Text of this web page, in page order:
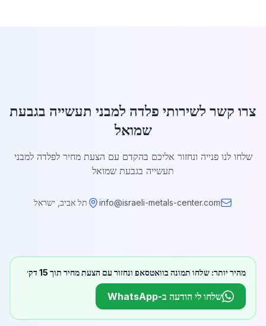
צרו קשר לשירותי פלדה למבני תעשייה בגבעת
שמואל
שלחו לנו פנייה ונחזור אליכם בהקדם עם הצעת מחיר לפלדה למבני
תעשייה בגבעת שמואל
info@israeli-metals-center.com תל אביב, ישראל
מהיר יותר: שלחו תמונה בוואטסאפ ונחזור עם הצעת מחיר תוך 15 דק׳
שלחו לי הודעה ב-WhatsApp